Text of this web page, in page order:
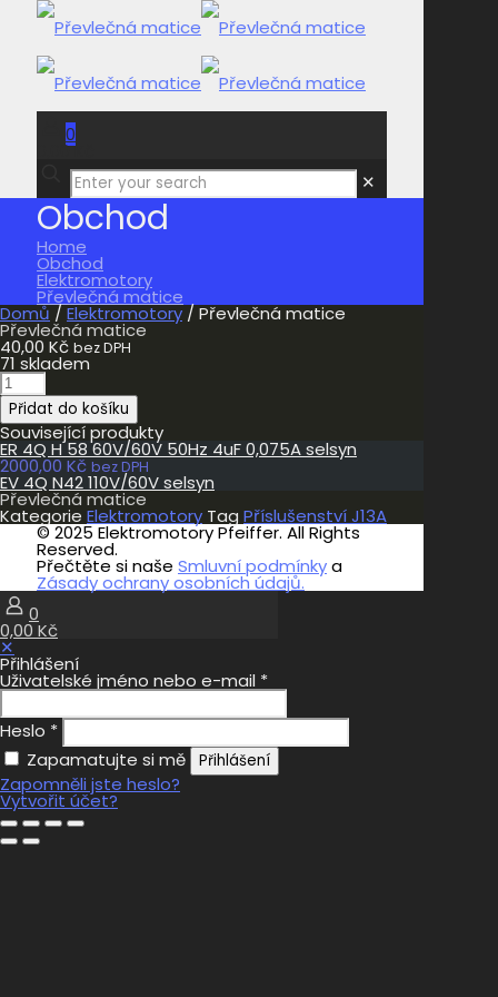
0
0,00 Kč
✕
Obchod
Home
Obchod
Elektromotory
Převlečná matice
Domů / Elektromotory / Převlečná matice
Převlečná matice
40,00 Kč bez DPH
71 skladem
Převlečná
matice
množství
Přidat do košíku
Související produkty
ER 4Q H 58 60V/60V 50Hz 4uF 0,075A selsyn
2000,00 Kč bez DPH
EV 4Q N42 110V/60V selsyn
Převlečná matice
Kategorie Elektromotory Tag Příslušenství J13A
© 2025 Elektromotory Pfeiffer. All Rights
Reserved.
Přečtěte si naše Smluvní podmínkya
Zásady ochrany osobních údajů.
0
0,00 Kč
✕
Přihlášení
Uživatelské jméno nebo e-mail *
Heslo *
Zapamatujte si mě
Přihlášení
Zapomněli jste heslo?
Vytvořit účet?